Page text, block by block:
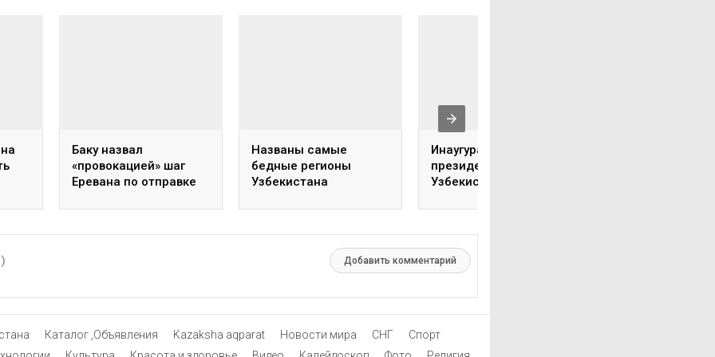
Баку назвал
«провокацией» шаг
Еревана по отправке
Нагорный Карабах
Названы самые
бедные регионы
Узбекистана
Инаугурация
президента
Узбекистана
Добавить комментарий
Каталог ,Объявления Kazaksha aqparat Новости мира СНГ
Спорт